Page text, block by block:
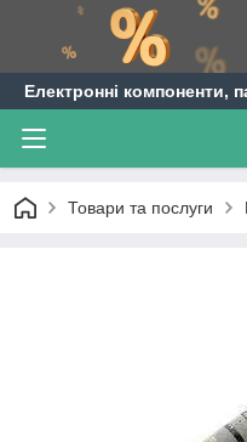
Електронні компоненти,
Товари та послуги